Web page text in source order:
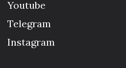
Youtube
Telegram
Instagram